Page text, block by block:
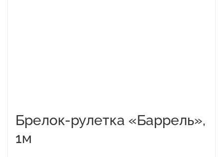
Брелок-рулетка «Баррель»,
1м